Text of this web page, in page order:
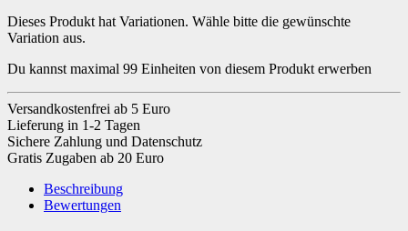
Dieses Produkt hat Variationen. Wähle bitte die gewünschte
Variation aus.
Du kannst maximal 99 Einheiten von diesem Produkt erwerben
Versandkostenfrei ab 5 Euro
Lieferung in 1-2 Tagen
Sichere Zahlung und Datenschutz
Gratis Zugaben ab 20 Euro
Beschreibung
Bewertungen